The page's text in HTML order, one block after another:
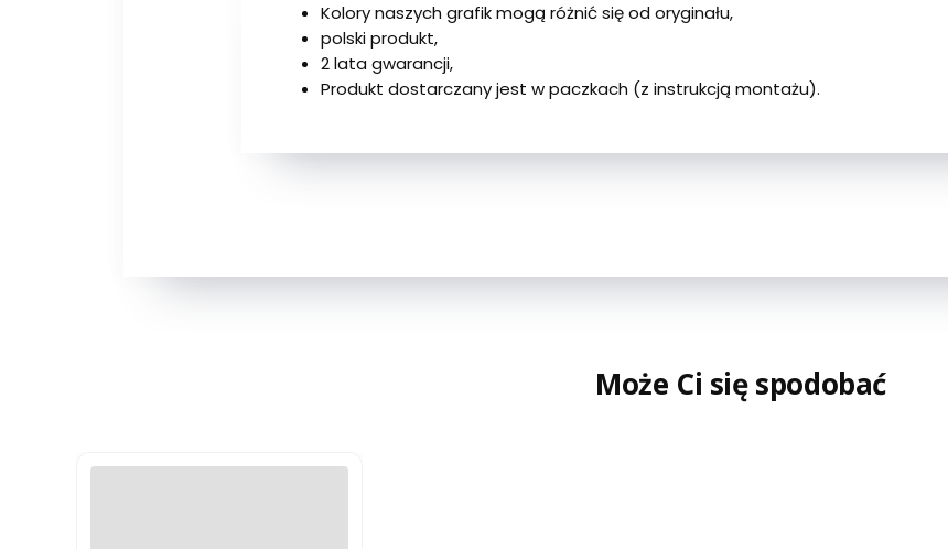
Kolory naszych grafik mogą różnić się od oryginału,
polski produkt,
2 lata gwarancji,
Produkt dostarczany jest w paczkach (z instrukcją montażu).
Może Ci się spodobać